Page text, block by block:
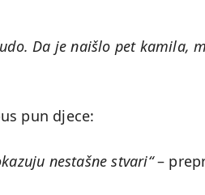
Da je naišlo pet kamila,
pun djece:
nestašne stvari“–